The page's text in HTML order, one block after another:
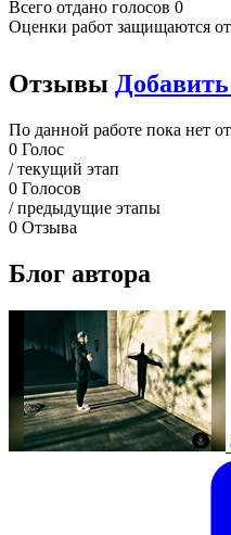
Всего отдано голосов 0
Оценки работ защищаются
Отзывы
По данной работе пока нет
0 Голос
/ текущий этап
0 Голосов
/ предыдущие этапы
0 Отзыва
Блог автора